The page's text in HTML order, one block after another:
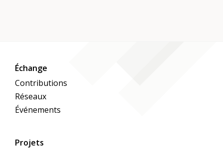
Échange
Contributions
Réseaux
Événements
Projets